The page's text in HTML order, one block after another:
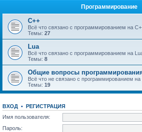
Программирование
C++
Всё что связано с программированием на
Темы: 27
Lua
Всё что связано с программированием на
Темы: 8
Общие вопросы
Всё что не связано с программированием на
Темы: 19
ВХОД • РЕГИСТРАЦИЯ
Имя пользователя:
Пароль: